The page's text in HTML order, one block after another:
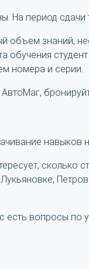
период сдачи
знаний,
обучения
номера и серии.
вопросы по